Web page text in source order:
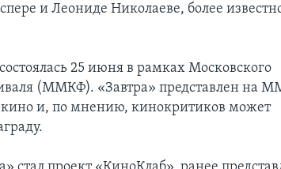
и Леониде Николаеве, более
25 июня в рамках Московского
(ММКФ). «Завтра» представлен на
кино и, по мнению, кинокритиков может